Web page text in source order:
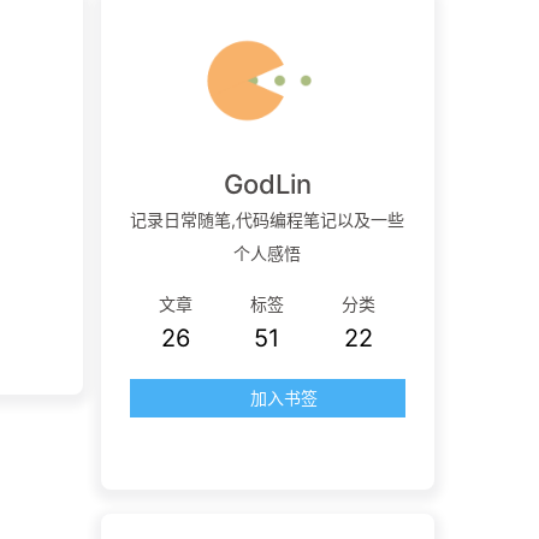
GodLin
记录日常随笔,代码编程笔记以及一些
个人感悟
文章
26
标签
51
分类
22
加入书签